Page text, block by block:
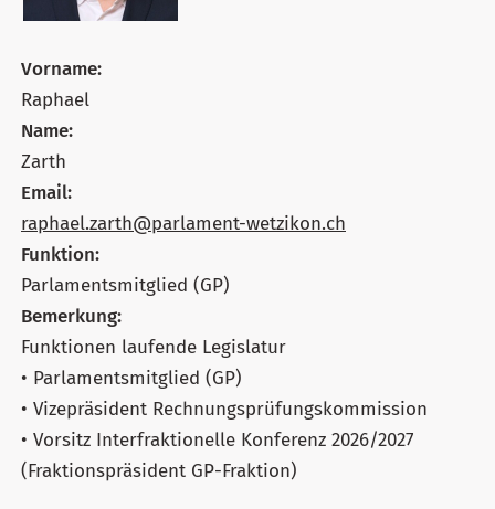
Vorname:
Raphael
Name:
Zarth
Email:
raphael.zarth@parlament-wetzikon.ch
Funktion:
Parlamentsmitglied (GP)
Bemerkung:
Funktionen laufende Legislatur
• Parlamentsmitglied (GP)
• Vizepräsident Rechnungsprüfungskommission
• Vorsitz Interfraktionelle Konferenz 2026/2027
(Fraktionspräsident GP-Fraktion)